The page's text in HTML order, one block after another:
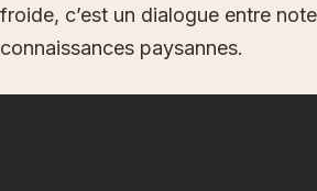
froide, c’est un dialogue entre
connaissances paysannes.